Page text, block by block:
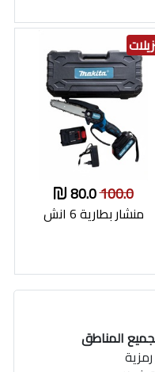
100.0
80.0
منشار بطارية 6 انش
المناطق